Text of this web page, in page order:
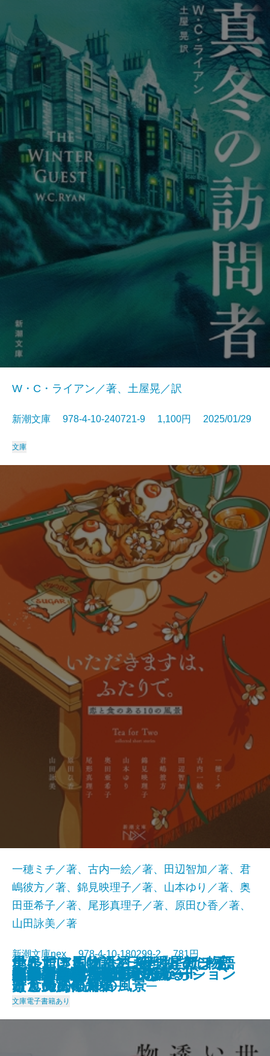
灼熱
擬傷の鳥はつかまらない
プリンシパル
アイドルだった君へ
星に届ける物語─日経「星新一
賞」受賞作品集─
あわこさま─不村家奇譚─
うしろにご用心！
ナルニア国物語3 夜明けのぼう
けん号の航海
真冬の訪問者
W・C・ライアン／著、土屋晃／訳
新潮文庫 978-4-10-240721-9 1,100円 2025/01/29
文庫
いただきますは、ふたりで。─恋
と食のある10の風景─
一穂ミチ／著、古内一絵／著、田辺智加／著、君
嶋彼方／著、錦見映理子／著、山本ゆり／著、奥
田亜希子／著、尾形真理子／著、原田ひ香／著、
山田詠美／著
新潮文庫nex 978-4-10-180299-2 781円
2025/01/29
文庫電子書籍あり
世界でいちばん透きとおった物語
2
家裁調査官・庵原かのん
火山のふもとで
鯉姫婚姻譚
死ぬまでに行きたい海
それでも日々はつづくから
胃が合うふたり
ブロッコリー・レボリューション
いのちの記憶─銀河を渡るII─
ナルニア国物語2 カスピアン王
子と魔法の角笛